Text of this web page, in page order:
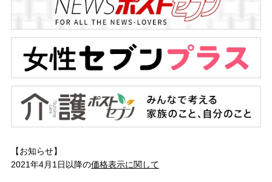
【お知らせ】
2021年4月1日以降の価格表示に関して